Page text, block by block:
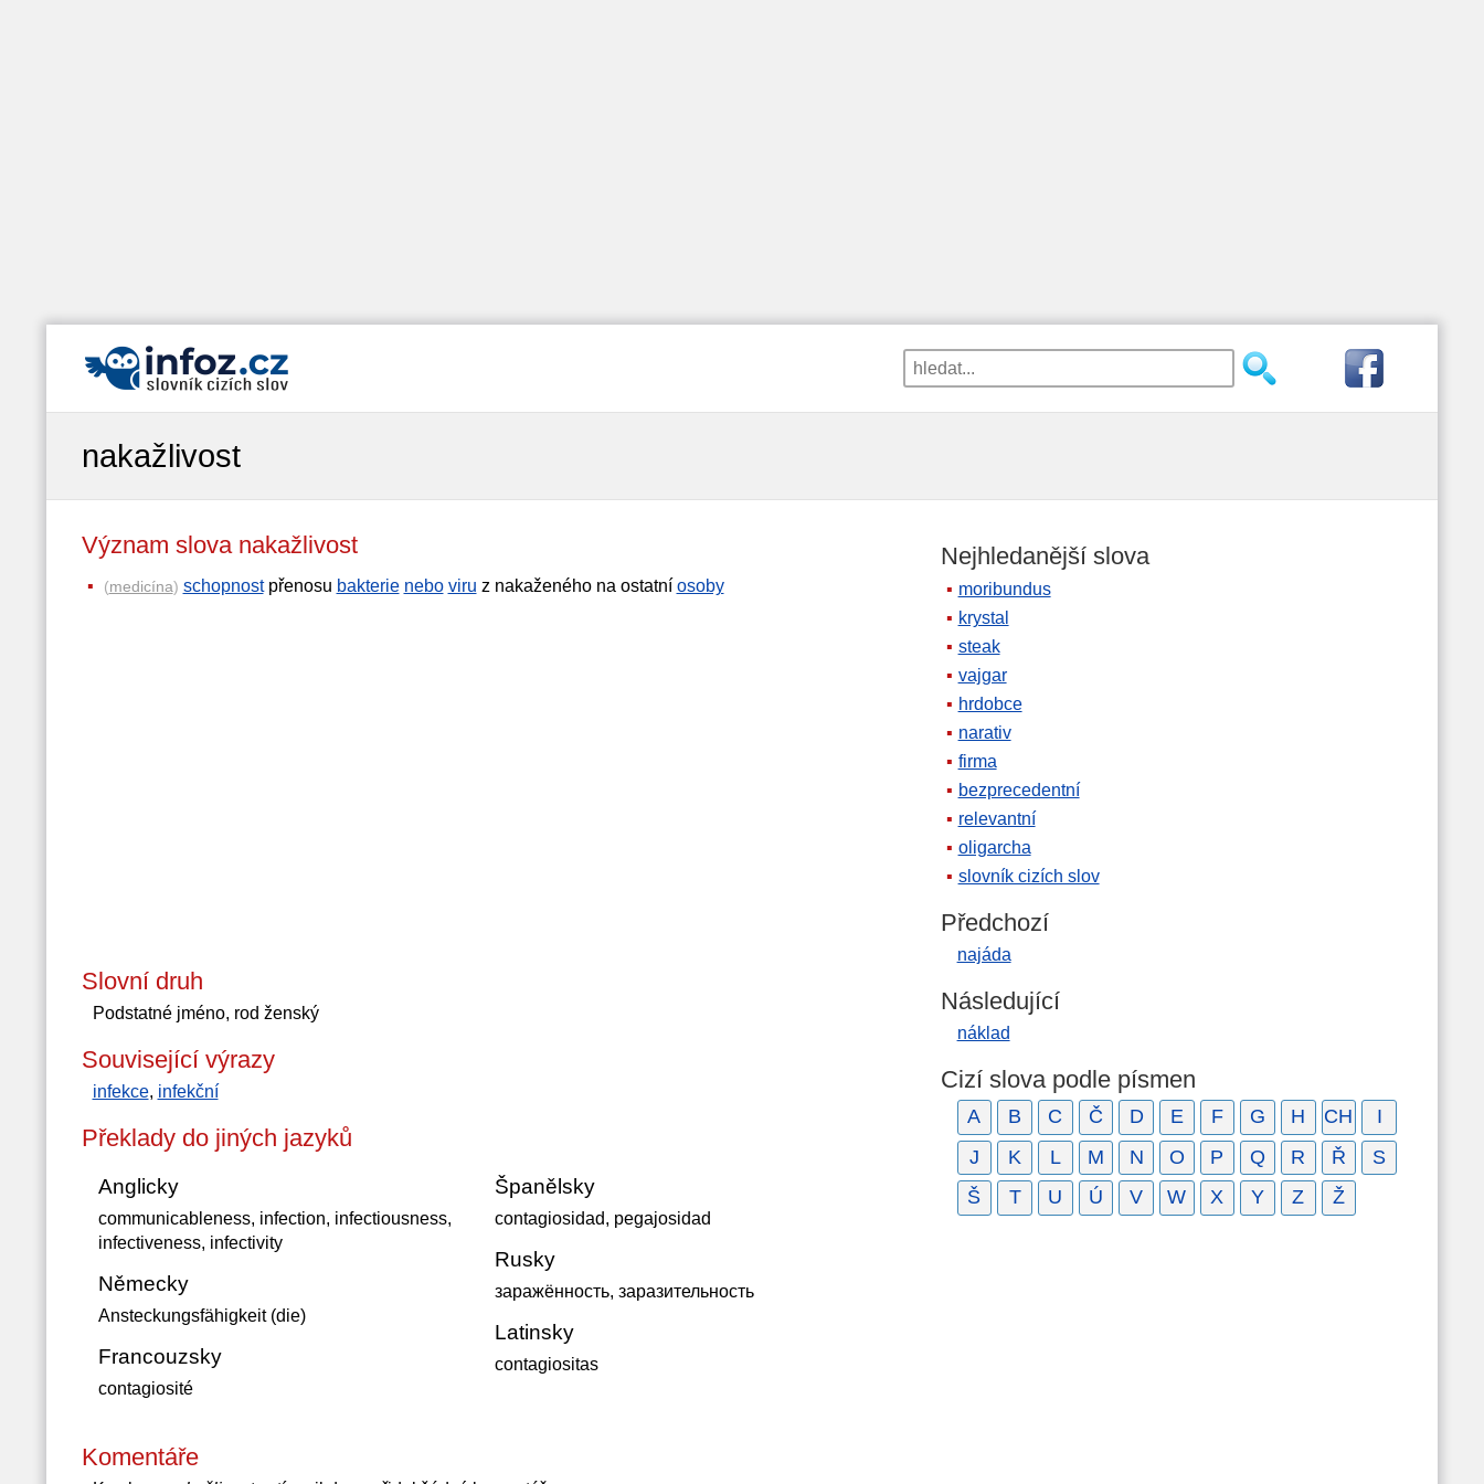
nakažlivost
Význam slova nakažlivost
(medicína) schopnostpřenosu bakterie nebo viru z nakaženého na ostatní osoby
Slovní druh
Podstatné jméno, rod ženský
Související výrazy
infekce, infekční
Překlady do jiných jazyků
Anglicky
communicableness, infection, infectiousness,
infectiveness, infectivity
Německy
Ansteckungsfähigkeit (die)
Francouzsky
contagiosité
Španělsky
contagiosidad, pegajosidad
Rusky
заражённость, заразительность
Latinsky
contagiositas
Komentáře
Nejhledanější slova
moribundus
krystal
steak
vajgar
hrdobce
narativ
firma
bezprecedentní
relevantní
oligarcha
slovník cizích slov
Předchozí
najáda
Následující
náklad
Cizí slova podle písmen
A B C Č D E F G H CH
I
J
K L M N O P Q R Ř
S
Š
T U Ú V W X Y Z Ž